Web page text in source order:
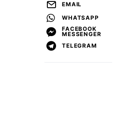
EMAIL
WHATSAPP
FACEBOOK
MESSENGER
TELEGRAM